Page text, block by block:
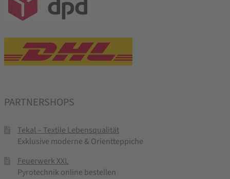
PARTNERSHOPS
Tekal – Textile Lebensqualität
Exklusive moderne & Orientteppiche
Feuerwerk XXL
Pyrotechnik online bestellen